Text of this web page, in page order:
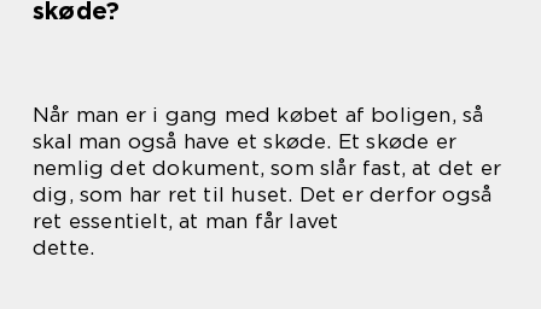
skøde?
Når man er i gang med købet af boligen, så
skal man også have et skøde. Et skøde er
nemlig det dokument, som slår fast, at det er
dig, som har ret til huset. Det er derfor også
ret essentielt, at man får lavet
dette.